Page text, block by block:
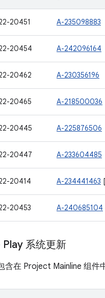
20451 A-235098883
20454 A-242096164
20462 A-230356196
20465 A-218500036
20445 A-225876506
20447 A-233604485
20414 A-234441463 [
20453 A-240685104
系统更新
含在 Project Mainline 组件